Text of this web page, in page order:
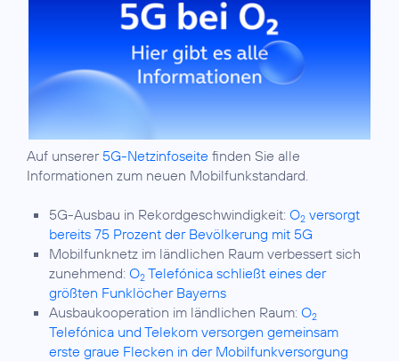
Auf unserer 5G-Netzinfoseite finden Sie alle
Informationen zum neuen Mobilfunkstandard.
5G-Ausbau in Rekordgeschwindigkeit: O2 versorgt
bereits 75 Prozent der Bevölkerung mit 5G
Mobilfunknetz im ländlichen Raum verbessert sich
zunehmend: O2 Telefónica schließt eines der
größten Funklöcher Bayerns
Ausbaukooperation im ländlichen Raum: O2
Telefónica und Telekom versorgen gemeinsam
erste graue Flecken in der Mobilfunkversorgung